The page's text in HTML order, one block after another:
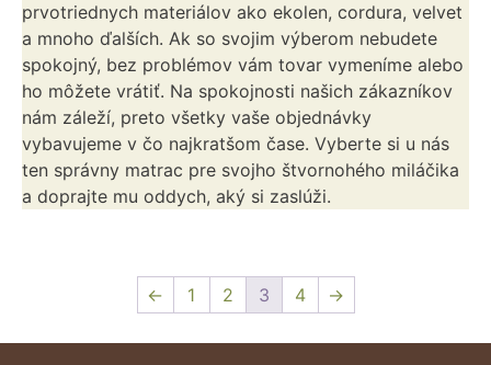
prvotriednych materiálov ako ekolen, cordura, velvet
a mnoho ďalších. Ak so svojim výberom nebudete
spokojný, bez problémov vám tovar vymeníme alebo
ho môžete vrátiť. Na spokojnosti našich zákazníkov
nám záleží, preto všetky vaše objednávky
vybavujeme v čo najkratšom čase. Vyberte si u nás
ten správny matrac pre svojho štvornohého miláčika
a doprajte mu oddych, aký si zaslúži.
← 1 2 3 4 →